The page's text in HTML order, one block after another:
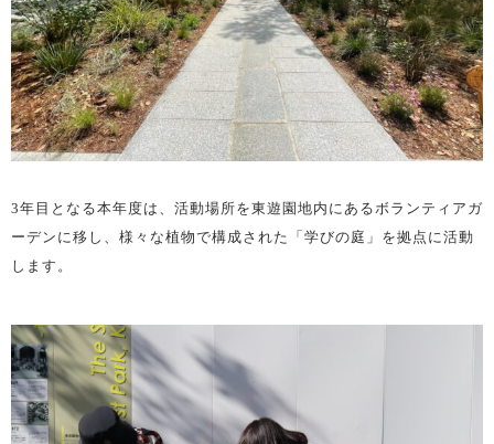
3年目となる本年度は、活動場所を東遊園地内にあるボランティアガ
ーデンに移し、様々な植物で構成された「学びの庭」を拠点に活動
します。